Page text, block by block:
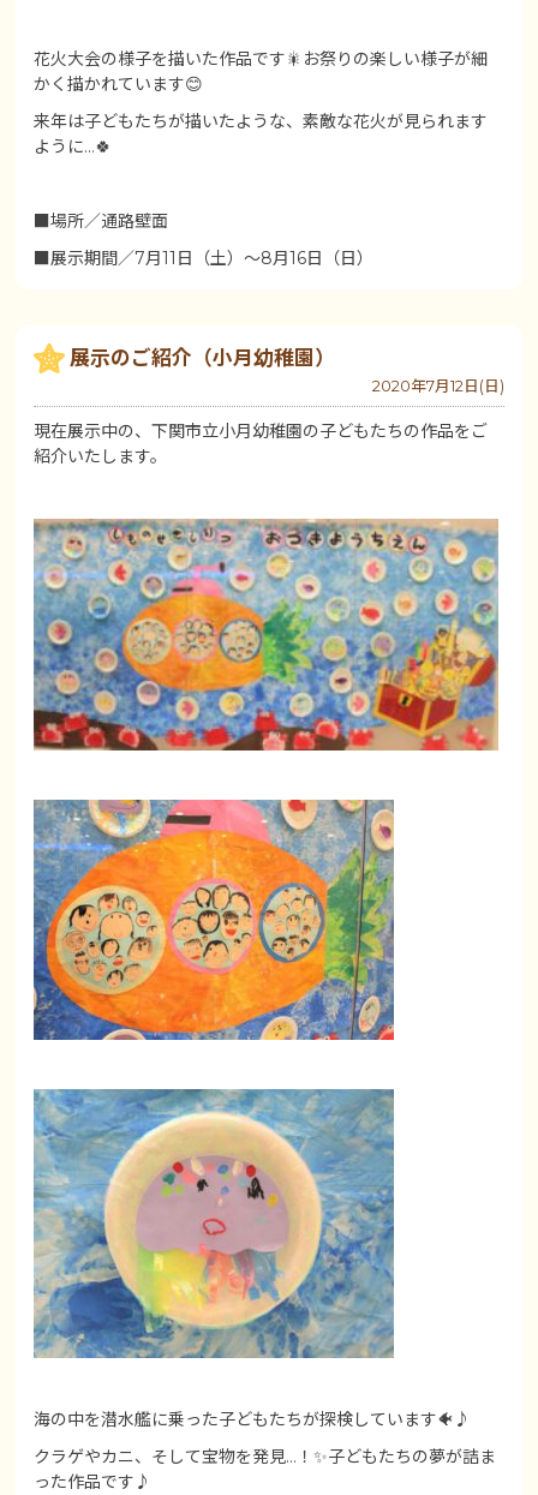
花火大会の様子を描いた作品です🎇お祭りの楽しい様子が細
かく描かれています😊
来年は子どもたちが描いたような、素敵な花火が見られます
ように…🍀
■場所／通路壁面
■展示期間／7月11日（土）～8月16日（日）
展示のご紹介（小月幼稚園）
2020年7月12日(日)
現在展示中の、下関市立小月幼稚園の子どもたちの作品をご
紹介いたします。
海の中を潜水艦に乗った子どもたちが探検しています🐠♪
クラゲやカニ、そして宝物を発見…！✨子どもたちの夢が詰ま
った作品です♪